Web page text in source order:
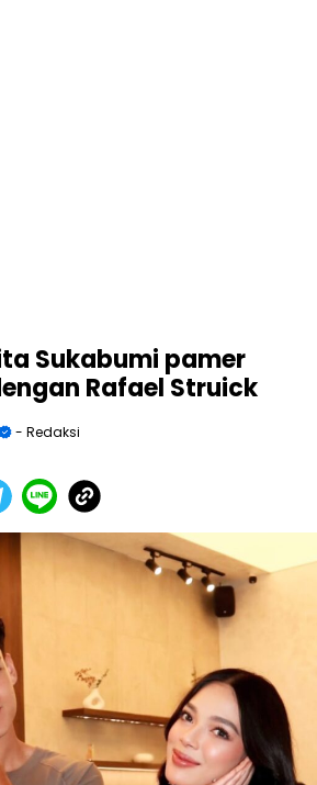
Sukabumi pamer
Rafael Struick
- Redaksi